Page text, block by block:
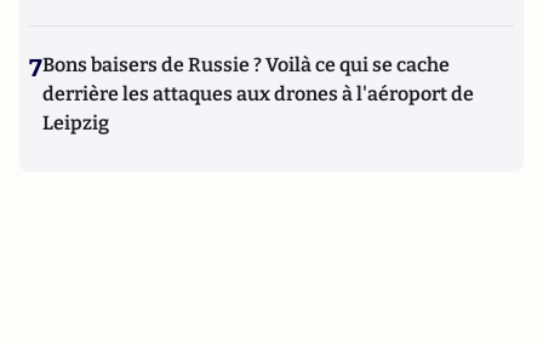
7Bons baisers de Russie ? Voilà ce qui se cache
derrière les attaques aux drones à l'aéroport de
Leipzig